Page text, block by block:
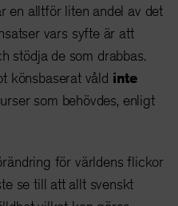
en alltför liten andel av det
vars syfte är att
stödja de som drabbas.
könsbaserat våld inte
som behövdes, enligt
för världens flickor
se till att allt svenskt